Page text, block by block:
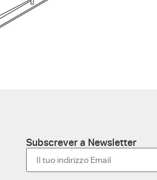
Subscrever a Newsletter